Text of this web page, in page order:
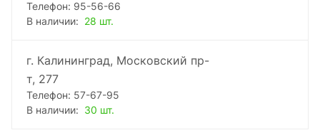
Телефон: 95-56-66
В наличии: 28 шт.
г. Калининград, Московский пр-
т, 277
Телефон: 57-67-95
В наличии: 30 шт.